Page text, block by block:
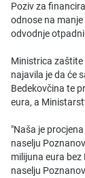
Poziv za
odnose na
odvodnje
Ministrica zaštite
najavila je da će
Bedekovčina te
eura, a
"Naša je
naselju
milijuna eura bez
naselju